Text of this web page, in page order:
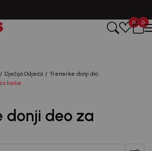
0 0
Dječija Odjeća
Trenerke donji dio
bebe
donji deo za
uz prvu kupovinu